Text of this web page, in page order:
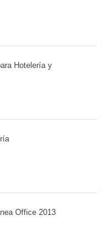
Hotelería y
Office 2013